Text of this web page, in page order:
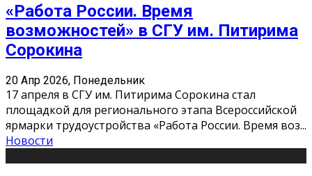
«Работа России. Время
возможностей» в СГУ им. Питирима
Сорокина
20 Апр 2026, Понедельник
17 апреля в СГУ им. Питирима Сорокина стал
площадкой для регионального этапа Всероссийской
ярмарки трудоустройства «Работа России. Время воз...
Новости